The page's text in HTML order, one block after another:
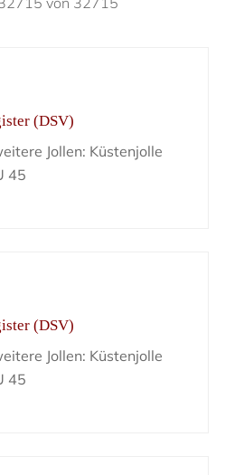
(DSV)
Jollen: Küstenjolle
45
(DSV)
Jollen: Küstenjolle
45